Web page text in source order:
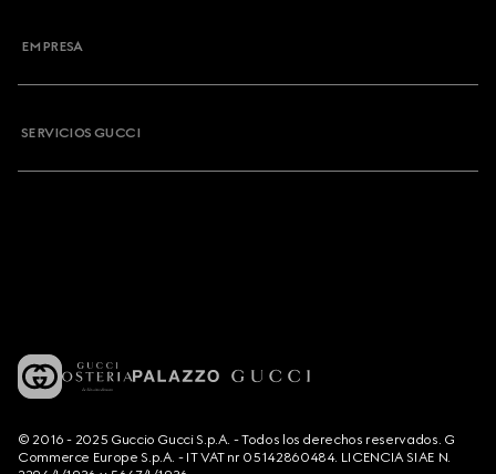
EMPRESA
SERVICIOS GUCCI
© 2016 - 2025 Guccio Gucci S.p.A. - Todos los derechos reservados. G
Commerce Europe S.p.A. - IT VAT nr 05142860484. LICENCIA SIAE N.